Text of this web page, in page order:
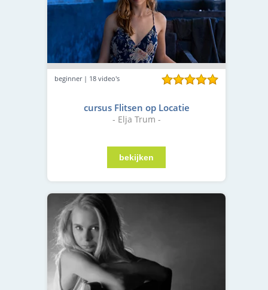
beginner | 18 video's
cursus Flitsen op Locatie
- Elja Trum -